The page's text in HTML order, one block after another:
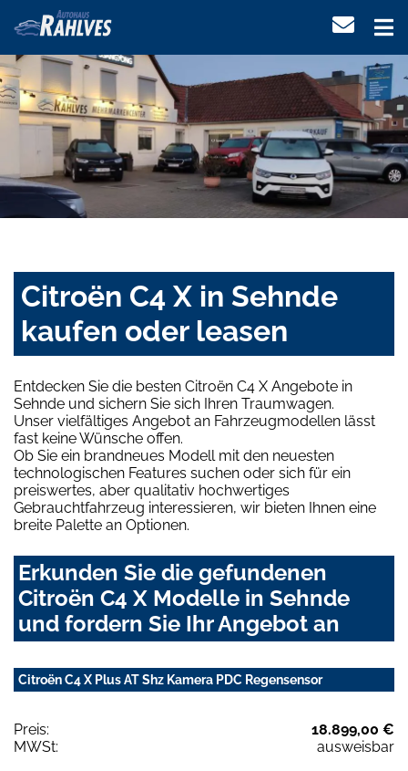
Citroën C4 X in Sehnde
kaufen oder leasen
Entdecken Sie die besten Citroën C4 X Angebote in
Sehnde und sichern Sie sich Ihren Traumwagen.
Unser vielfältiges Angebot an Fahrzeugmodellen lässt
fast keine Wünsche offen.
Ob Sie ein brandneues Modell mit den neuesten
technologischen Features suchen oder sich für ein
preiswertes, aber qualitativ hochwertiges
Gebrauchtfahrzeug interessieren, wir bieten Ihnen eine
breite Palette an Optionen.
Erkunden Sie die gefundenen
Citroën C4 X Modelle in Sehnde
und fordern Sie Ihr Angebot an
Citroën C4 X Plus AT Shz Kamera PDC Regensensor
Preis:
18.899,00 €
MWSt:
ausweisbar